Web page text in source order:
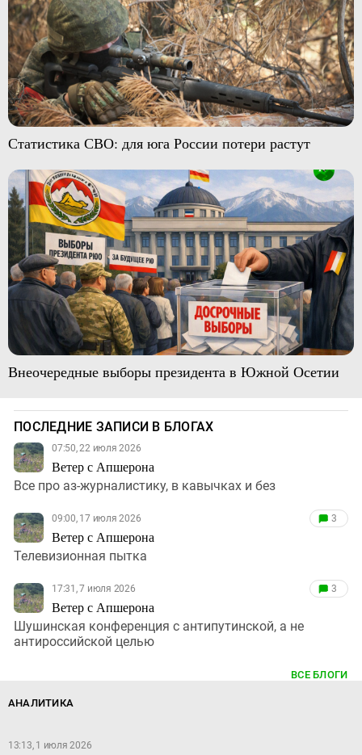
Статистика СВО: для юга России потери растут
Внеочередные выборы президента в Южной Осетии
ПОСЛЕДНИЕ ЗАПИСИ В БЛОГАХ
07:50, 22 июля 2026
Ветер с Апшерона
Все про аз-журналистику, в кавычках и без
09:00, 17 июля 2026
Ветер с Апшерона
3
Телевизионная пытка
17:31, 7 июля 2026
Ветер с Апшерона
3
Шушинская конференция с антипутинской, а не
антироссийской целью
ВСЕ БЛОГИ
АНАЛИТИКА
13:13, 1 июля 2026